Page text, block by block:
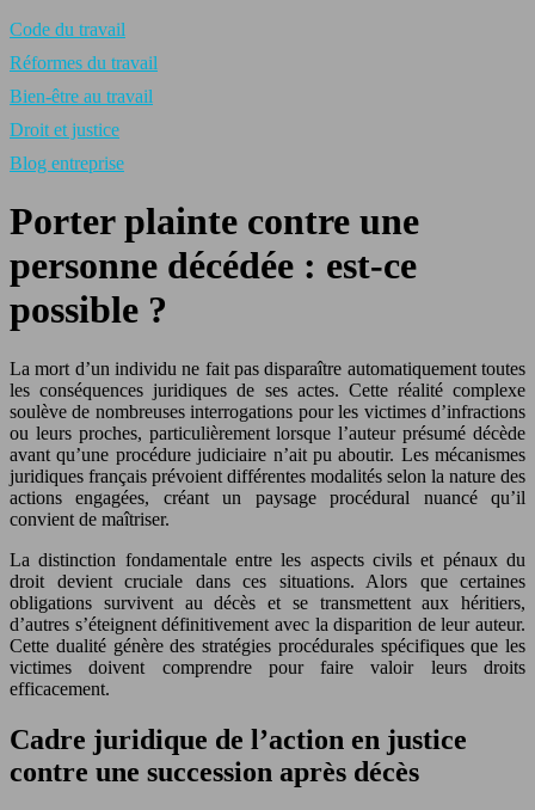
Code du travail
Réformes du travail
Bien-être au travail
Droit et justice
Blog entreprise
Porter plainte contre une
personne décédée : est‑ce
possible ?
La mort d’un individu ne fait pas disparaître automatiquement toutes
les conséquences juridiques de ses actes. Cette réalité complexe
soulève de nombreuses interrogations pour les victimes d’infractions
ou leurs proches, particulièrement lorsque l’auteur présumé décède
avant qu’une procédure judiciaire n’ait pu aboutir. Les mécanismes
juridiques français prévoient différentes modalités selon la nature des
actions engagées, créant un paysage procédural nuancé qu’il
convient de maîtriser.
La distinction fondamentale entre les aspects civils et pénaux du
droit devient cruciale dans ces situations. Alors que certaines
obligations survivent au décès et se transmettent aux héritiers,
d’autres s’éteignent définitivement avec la disparition de leur auteur.
Cette dualité génère des stratégies procédurales spécifiques que les
victimes doivent comprendre pour faire valoir leurs droits
efficacement.
Cadre juridique de l’action en justice
contre une succession après décès